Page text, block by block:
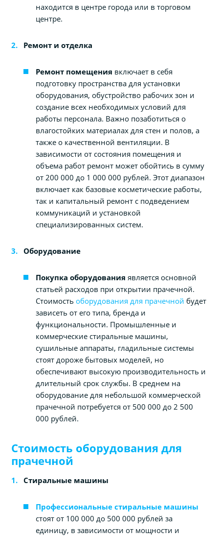
находится в центре города или в торговом
центре.
Ремонт и отделка
Ремонт помещения включает в себя
подготовку пространства для установки
оборудования, обустройство рабочих зон и
создание всех необходимых условий для
работы персонала. Важно позаботиться о
влагостойких материалах для стен и полов, а
также о качественной вентиляции. В
зависимости от состояния помещения и
объема работ ремонт может обойтись в сумму
от 200 000 до 1 000 000 рублей. Этот диапазон
включает как базовые косметические работы,
так и капитальный ремонт с подведением
коммуникаций и установкой
специализированных систем.
Оборудование
Покупка оборудования является основной
статьей расходов при открытии прачечной.
Стоимостьоборудования для прачечной будет
зависеть от его типа, бренда и
функциональности. Промышленные и
коммерческие стиральные машины,
сушильные аппараты, гладильные системы
стоят дороже бытовых моделей, но
обеспечивают высокую производительность и
длительный срок службы. В среднем на
оборудование для небольшой коммерческой
прачечной потребуется от 500 000 до 2 500
000 рублей.
Стоимость оборудования для
прачечной
Стиральные машины
Профессиональные стиральные машины
стоят от 100 000 до 500 000 рублей за
единицу, в зависимости от мощности и